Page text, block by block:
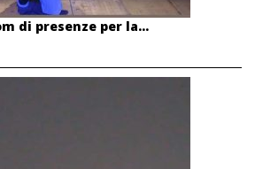
di presenze per la...